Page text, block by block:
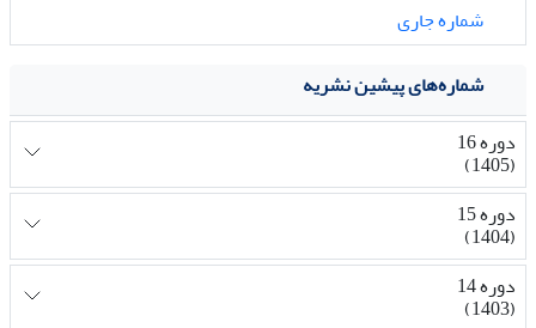
شماره جاری
شماره‌های پیشین نشریه
دوره 16
(1405)
دوره 15
(1404)
دوره 14
(1403)